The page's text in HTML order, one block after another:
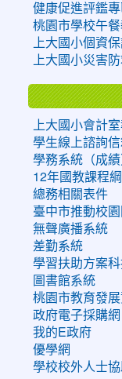
健康促進評鑑專
桃園市學校午
上大國小個資
上大國小災害
上大國小會計
學生線上諮詢
學務系統（成績
12年國教課程
總務相關表件
臺中市推動校
無聲廣播系統
差勤系統
學習扶助方案
圖書館系統
桃園市教育發
政府電子採購網
我的E政府
優學網
學校校外人士